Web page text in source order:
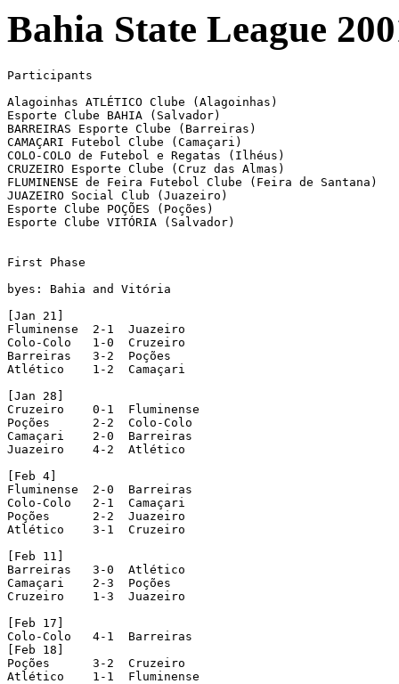
Bahia State League
Participants
Alagoinhas ATLÉTICO Clube (Alagoinhas)
Esporte Clube BAHIA (Salvador)
BARREIRAS Esporte Clube (Barreiras)
CAMAÇARI Futebol Clube (Camaçari)
COLO-COLO de Futebol e Regatas (Ilhéus)
CRUZEIRO Esporte Clube (Cruz das Almas)
FLUMINENSE de Feira Futebol Clube (Feira de Santana)
JUAZEIRO Social Club (Juazeiro)
Esporte Clube POÇÕES (Poções)
Esporte Clube VITÓRIA (Salvador)
First Phase
byes: Bahia and Vitória
[Jan 21]
Fluminense  2-1  Juazeiro
Colo-Colo   1-0  Cruzeiro
Barreiras   3-2  Poções
Atlético    1-2  Camaçari
[Jan 28]
Cruzeiro    0-1  Fluminense
Poções      2-2  Colo-Colo
Camaçari    2-0  Barreiras
Juazeiro    4-2  Atlético
[Feb 4]
Fluminense  2-0  Barreiras
Colo-Colo   2-1  Camaçari
Poções      2-2  Juazeiro
Atlético    3-1  Cruzeiro
[Feb 11]
Barreiras   3-0  Atlético
Camaçari    2-3  Poções
Cruzeiro    1-3  Juazeiro
[Feb 17]
Colo-Colo   4-1  Barreiras
[Feb 18]
Poções      3-2  Cruzeiro
Atlético    1-1  Fluminense